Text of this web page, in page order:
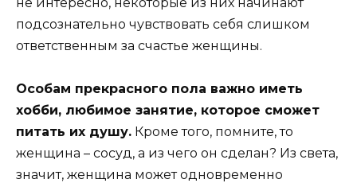
подсознательно чувствовать себя слишком
ответственным за счастье женщины.
Особам прекрасного пола важно иметь
хобби, любимое занятие, которое сможет
питать их душу. Кроме того, помните, то
женщина – сосуд, а из чего он сделан? Из света,
значит, женщина может одновременно